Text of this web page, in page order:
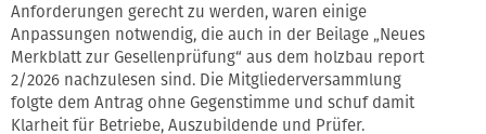
Anforderungen gerecht zu werden, waren einige
Anpassungen notwendig, die auch in der Beilage „Neues
Merkblatt zur Gesellenprüfung“ aus dem holzbau report
2/2026 nachzulesen sind. Die Mitgliederversammlung
folgte dem Antrag ohne Gegenstimme und schuf damit
Klarheit für Betriebe, Auszubildende und Prüfer.